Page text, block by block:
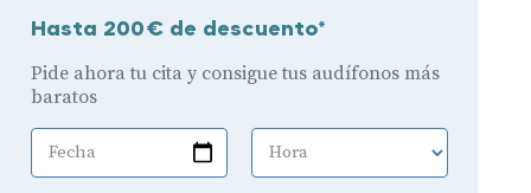
Hasta 200€ de descuento*
Pide ahora tu cita y consigue tus audífonos más
baratos
Fecha Hora